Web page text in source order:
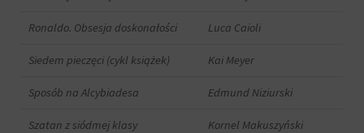
Ronaldo. Obsesja doskonałości Luca Caioli
Siedem pieczęci (cykl książek) Kai Meyer
Sposób na Alcybiadesa Edmund Niziurski
Szatan z siódmej klasy Kornel Makuszyński